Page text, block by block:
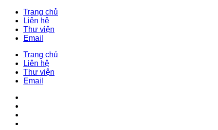
Trang chủ
Liên hệ
Thư viện
Email
Trang chủ
Liên hệ
Thư viện
Email